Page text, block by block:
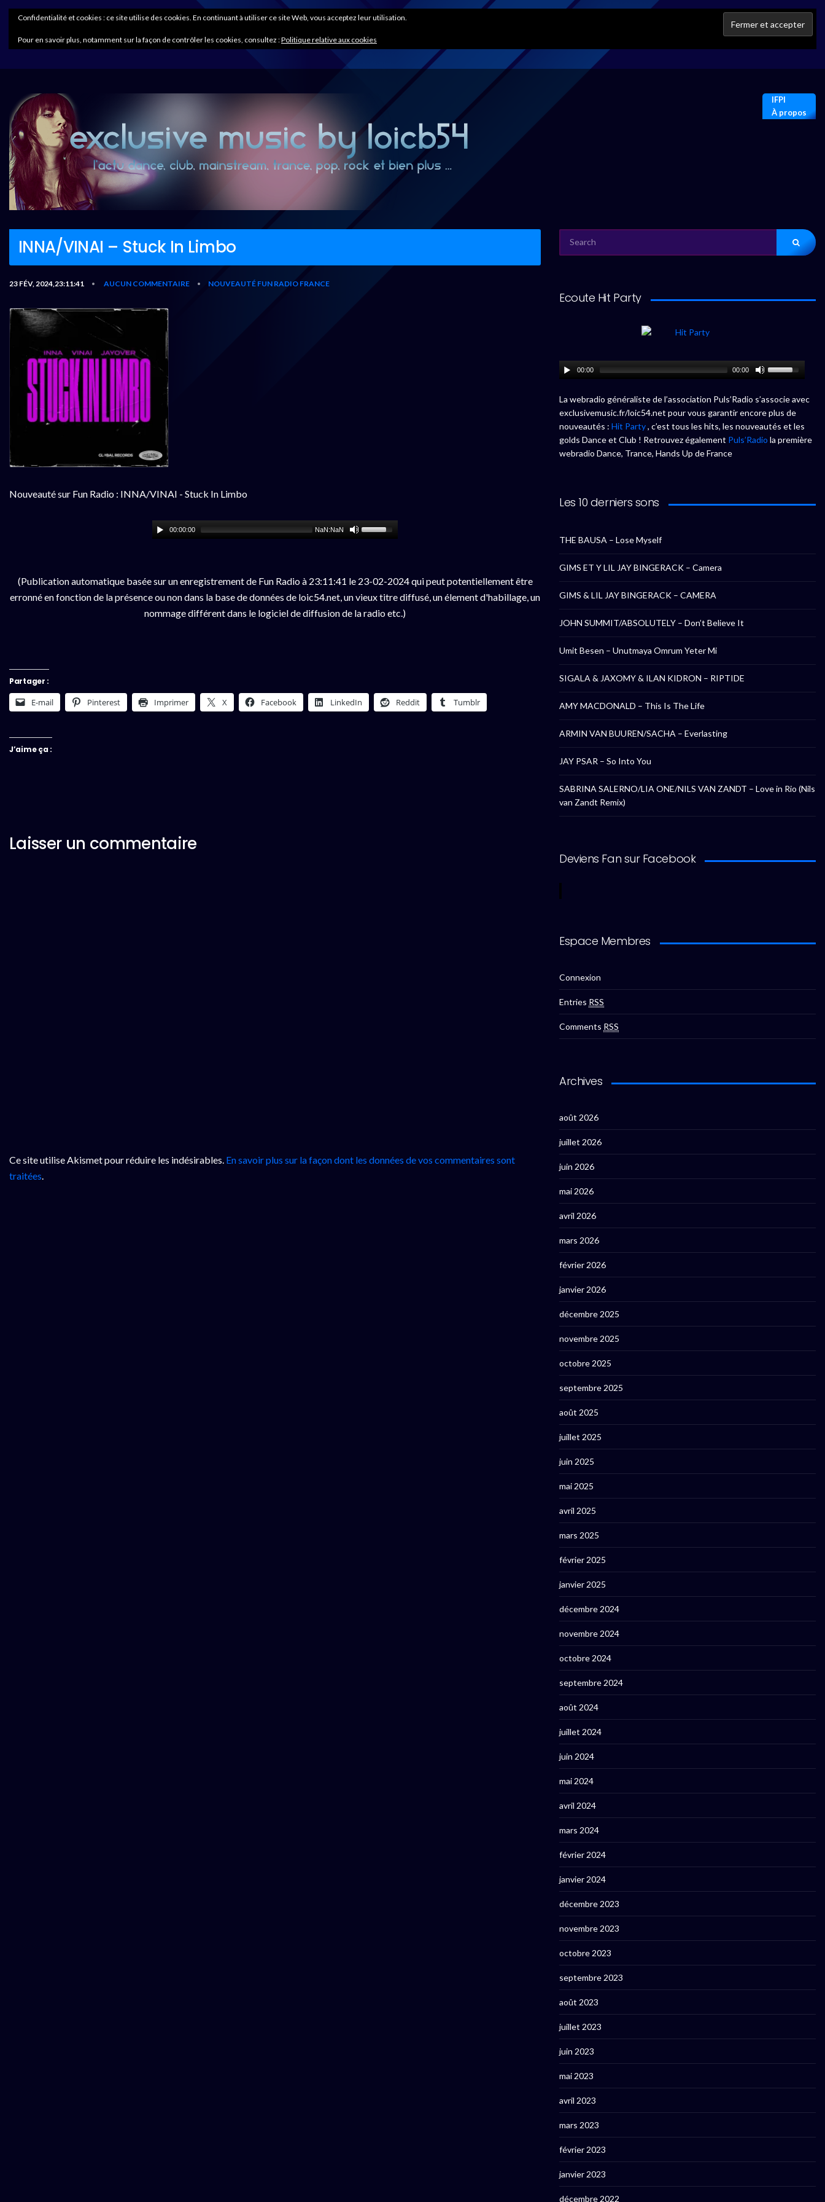
IFPI
À propos
INNA/VINAI – Stuck In Limbo
23 FÉV, 2024,23:11:41 • AUCUN COMMENTAIRE • NOUVEAUTÉ FUN RADIO FRANCE
Nouveauté sur Fun Radio : INNA/VINAI - Stuck In Limbo
00:00:00 NaN:NaN
(Publication automatique basée sur un enregistrement de Fun Radio à 23:11:41 le 23-02-2024 qui peut potentiellement être
erronné en fonction de la présence ou non dans la base de données de loic54.net, un vieux titre diffusé, un élement d'habillage, un
nommage différent dans le logiciel de diffusion de la radio etc.)
Partager :
E-mail Pinterest Imprimer X Facebook LinkedIn Reddit Tumblr
J’aime ça :
Laisser un commentaire
Ce site utilise Akismet pour réduire les indésirables. En savoir plus sur la façon dont les données de vos commentaires sont
traitées.
FOR:
Ecoute Hit Party
00:00 00:00
La webradio généraliste de l’association Puls’Radio s’associe avec
exclusivemusic.fr/loic54.net pour vous garantir encore plus de
nouveautés : Hit Party, c’est tous les hits, les nouveautés et les
golds Dance et Club ! Retrouvez également Puls’Radio la première
webradio Dance, Trance, Hands Up de France
Les 10 derniers sons
THE BAUSA – Lose Myself
GIMS ET Y LIL JAY BINGERACK – Camera
GIMS & LIL JAY BINGERACK – CAMERA
JOHN SUMMIT/ABSOLUTELY – Don’t Believe It
Umit Besen – Unutmaya Omrum Yeter Mi
SIGALA & JAXOMY & ILAN KIDRON – RIPTIDE
AMY MACDONALD – This Is The Life
ARMIN VAN BUUREN/SACHA – Everlasting
JAY PSAR – So Into You
SABRINA SALERNO/LIA ONE/NILS VAN ZANDT – Love in Rio (Nils
van Zandt Remix)
Deviens Fan sur Facebook
Espace Membres
Connexion
Entries RSS
Comments RSS
Archives
août 2026
juillet 2026
juin 2026
mai 2026
avril 2026
mars 2026
février 2026
janvier 2026
décembre 2025
novembre 2025
octobre 2025
septembre 2025
août 2025
juillet 2025
juin 2025
mai 2025
avril 2025
mars 2025
février 2025
janvier 2025
décembre 2024
novembre 2024
octobre 2024
septembre 2024
août 2024
juillet 2024
juin 2024
mai 2024
avril 2024
mars 2024
février 2024
janvier 2024
décembre 2023
novembre 2023
octobre 2023
septembre 2023
août 2023
juillet 2023
juin 2023
mai 2023
avril 2023
mars 2023
février 2023
janvier 2023
décembre 2022
Confidentialité et cookies : ce site utilise des cookies. En continuant à utiliser ce site Web, vous acceptez leur utilisation.
Pour en savoir plus, notamment sur la façon de contrôler les cookies, consultez :Politique relative aux cookies